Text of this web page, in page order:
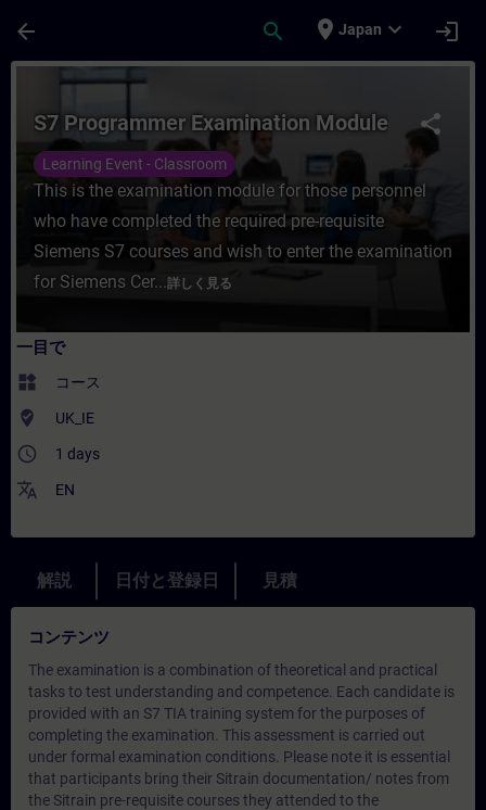
arrow_back search place Japan expand_more login
コース - S7 Programmer Examination
share
S7 Programmer Examination Module
Learning Event - Classroom
This is the examination module for those personnel
who have completed the required pre-requisite
Siemens S7 courses and wish to enter the examination
for Siemens Cer...詳しく見る
一目で
widgets コース
where_to_vote UK_IE
access_time 1 days
translate EN
解説 日付と登録日 見積
コンテンツ
The examination is a combination of theoretical and practical
tasks to test understanding and competence. Each candidate is
provided with an S7 TIA training system for the purposes of
completing the examination. This assessment is carried out
under formal examination conditions. Please note it is essential
that participants bring their Sitrain documentation/ notes from
the Sitrain pre-requisite courses they attended to the